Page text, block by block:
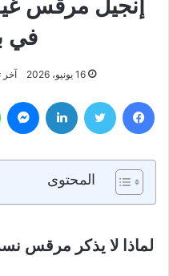
إنجيل مرقس
في
16 يونيو، 2026 آخر
فيسبوك تويتر لينكدإن
المحتوى
لماذا لا يذكر مرقس